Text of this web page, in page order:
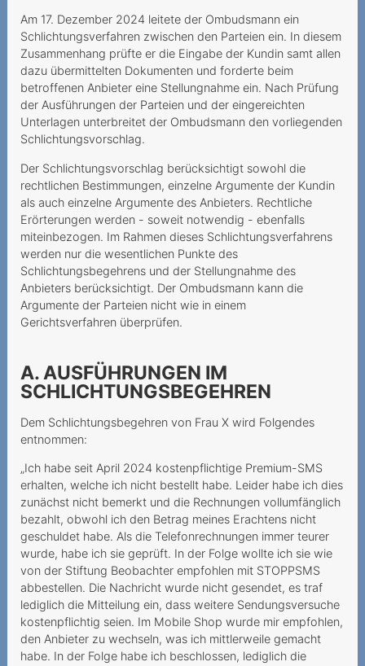
Am 17. Dezember 2024 leitete der Ombudsmann ein
Schlichtungsverfahren zwischen den Parteien ein. In diesem
Zusammenhang prüfte er die Eingabe der Kundin samt allen
dazu übermittelten Dokumenten und forderte beim
betroffenen Anbieter eine Stellungnahme ein. Nach Prüfung
der Ausführungen der Parteien und der eingereichten
Unterlagen unterbreitet der Ombudsmann den vorliegenden
Schlichtungsvorschlag.
Der Schlichtungsvorschlag berücksichtigt sowohl die
rechtlichen Bestimmungen, einzelne Argumente der Kundin
als auch einzelne Argumente des Anbieters. Rechtliche
Erörterungen werden - soweit notwendig - ebenfalls
miteinbezogen. Im Rahmen dieses Schlichtungsverfahrens
werden nur die wesentlichen Punkte des
Schlichtungsbegehrens und der Stellungnahme des
Anbieters berücksichtigt. Der Ombudsmann kann die
Argumente der Parteien nicht wie in einem
Gerichtsverfahren überprüfen.
A. AUSFÜHRUNGEN IM
SCHLICHTUNGSBEGEHREN
Dem Schlichtungsbegehren von Frau X wird Folgendes
entnommen:
„Ich habe seit April 2024 kostenpflichtige Premium-SMS
erhalten, welche ich nicht bestellt habe. Leider habe ich dies
zunächst nicht bemerkt und die Rechnungen vollumfänglich
bezahlt, obwohl ich den Betrag meines Erachtens nicht
geschuldet habe. Als die Telefonrechnungen immer teurer
wurde, habe ich sie geprüft. In der Folge wollte ich sie wie
von der Stiftung Beobachter empfohlen mit STOPPSMS
abbestellen. Die Nachricht wurde nicht gesendet, es traf
lediglich die Mitteilung ein, dass weitere Sendungsversuche
kostenpflichtig seien. Im Mobile Shop wurde mir empfohlen,
den Anbieter zu wechseln, was ich mittlerweile gemacht
habe. In der Folge habe ich beschlossen, lediglich die
Zahlungsverzugs
Incertezze al momento
della stipula del contratto
Une demande de portage
qui annule la résiliation
auparavant
Keine einseitige
Vertragsänderung bei
Mindestvertragsdauer
Keine
Laufzeitübereinstimmung
Rabatt und
Mindestvertragdauer
Keine Aufklärung über
Widerrufsrecht beim
telefonischen
Une option Roaming
imaginaire
Rückabwicklung des
Kaufvertrags aufgrund
Urteilsunfähigkeit
Unrechtmässiger
Halterwechsel nach
Portierung
Appels internationaux